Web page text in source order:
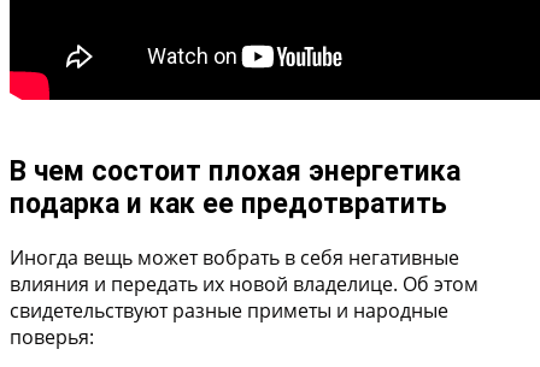
В чем состоит плохая энергетика
подарка и как ее предотвратить
Иногда вещь может вобрать в себя негативные
влияния и передать их новой владелице. Об этом
свидетельствуют разные приметы и народные
поверья: